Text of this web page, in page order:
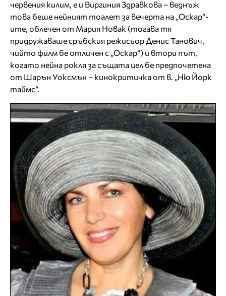
червения килим, е и Виргиния Здравкова – веднъж
това беше нейният тоалет за вечерта на „Оскар“-
ите, облечен от Мария Новак (тогава тя
придружаваше сръбския режисьор Денис Танович,
чийто филм бе отличен с „Оскар“) и втори път,
когато нейна рокля за същата цел бе предпочетена
от Шарън Уоксмън – кинокритичка от в. „Ню Йорк
таймс“.